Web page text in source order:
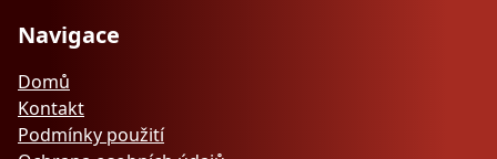
Navigace
Domů
Kontakt
Podmínky použití